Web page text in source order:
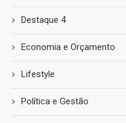
Destaque 4
Economia e Orçamento
Lifestyle
Política e Gestão